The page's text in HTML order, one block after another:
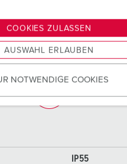
COOKIES ZULASSEN
AUSWAHL ERLAUBEN
NOTWENDIGE COOKIES
IP55